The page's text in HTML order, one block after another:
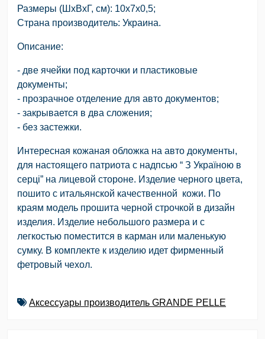
Размеры (ШхВхГ, см): 10х7х0,5;
Страна производитель: Украина.
Описание:
- две ячейки под карточки и пластиковые
документы;
- прозрачное отделение для авто документов;
- закрывается в два сложения;
- без застежки.
Интересная кожаная обложка на авто документы,
для настоящего патриота с надпсью “ З Україною в
серці” на лицевой стороне. Изделие черного цвета,
пошито с итальянской качественной кожи. По
краям модель прошита черной строчкой в дизайн
изделия. Изделие небольшого размера и с
легкостью поместится в карман или маленькую
сумку. В комплекте к изделию идет фирменный
фетровый чехол.
Аксессуары производитель GRANDE PELLE